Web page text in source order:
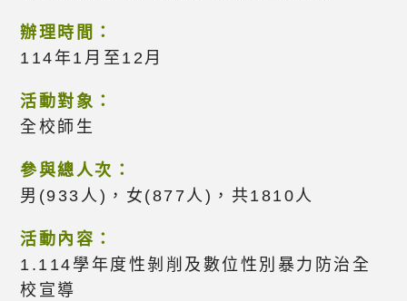
辦理時間：
114年1月至12月
活動對象：
全校師生
參與總人次：
男(933人)，女(877人)，共1810人
活動內容：
1.114學年度性剝削及數位性別暴力防治全
校宣導